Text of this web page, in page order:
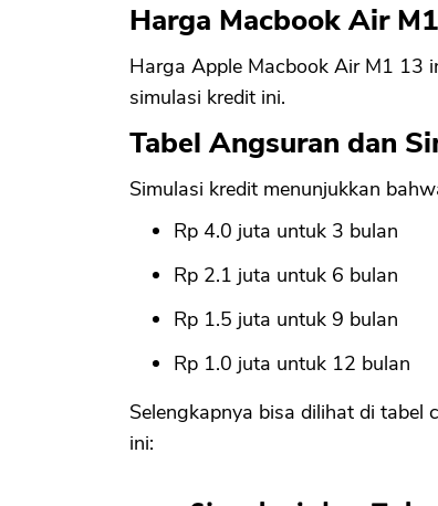
Harga Macbook Air
Harga Apple Macbook Air M1 13
simulasi kredit ini.
Tabel Angsuran dan
Simulasi kredit menunjukkan
Rp 4.0 juta untuk 3 bulan
Rp 2.1 juta untuk 6 bulan
Rp 1.5 juta untuk 9 bulan
Rp 1.0 juta untuk 12 bulan
Selengkapnya bisa dilihat di
ini: